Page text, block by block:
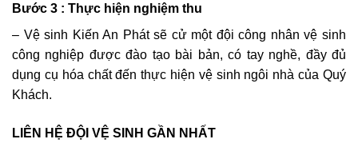
Bước 3 : Thực hiện nghiệm thu
– Vệ sinh Kiến An Phátsẽ cử một đội công nhân vệ sinh
công nghiệp được đào tạo bài bản, có tay nghề, đầy đủ
dụng cụ hóa chất đến thực hiện vệ sinh ngôi nhà của Quý
Khách.
LIÊN HỆ ĐỘI VỆ SINH GẦN NHẤT